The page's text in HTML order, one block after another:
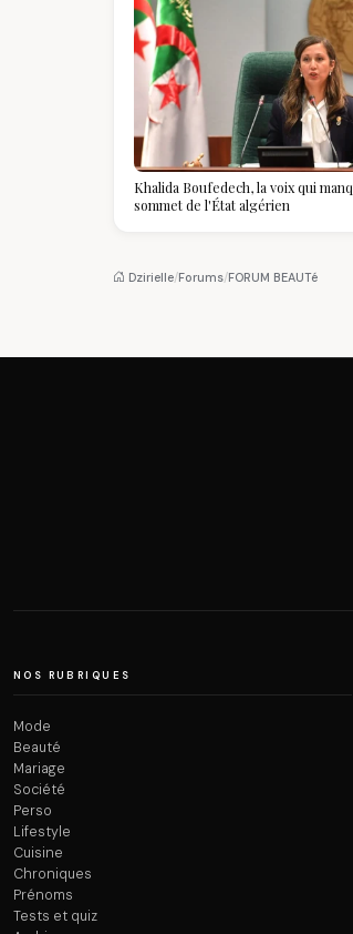
Khalida Boufedech, la voix qui
sommet de l'État algérien
Dzirielle/Forums/FORUM BEAUTé
NOS RUBRIQUES
Mode
Beauté
Mariage
Société
Perso
Lifestyle
Cuisine
Chroniques
Prénoms
Tests et quiz